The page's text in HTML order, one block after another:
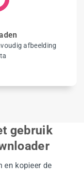
afbeelding
gebruik
en kopieer de